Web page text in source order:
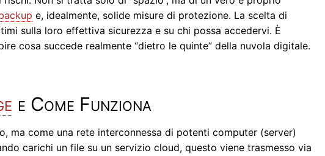
e, idealmente, solide misure di protezione. La scelta di
sulla loro effettiva sicurezza e su chi possa accedervi. È
cosa succede realmente “dietro le quinte” della nuvola digitale.
e Come Funziona
ma come una rete interconnessa di potenti computer (server)
carichi un file su un servizio cloud, questo viene trasmesso via